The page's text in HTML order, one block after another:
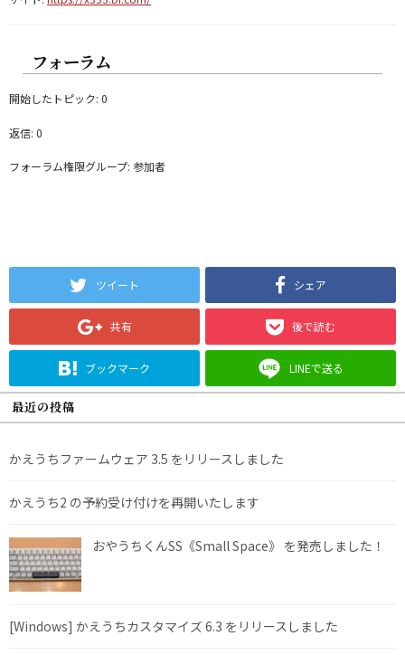
フォーラム
開始したトピック: 0
返信: 0
フォーラム権限グループ: 参加者
ツイート シェア
共有 後で読む
ブックマーク LINEで送る
最近の投稿
かえうちファームウェア 3.5 をリリースしました
かえうち2 の予約受け付けを再開いたします
おやうちくんSS《Small Space》 を発売しました！
[Windows] かえうちカスタマイズ 6.3 をリリースしました